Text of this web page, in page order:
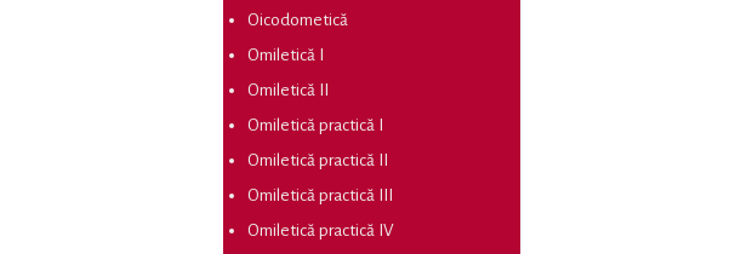
Oicodometică
Omiletică I
Omiletică II
Omiletică practică I
Omiletică practică II
Omiletică practică III
Omiletică practică IV